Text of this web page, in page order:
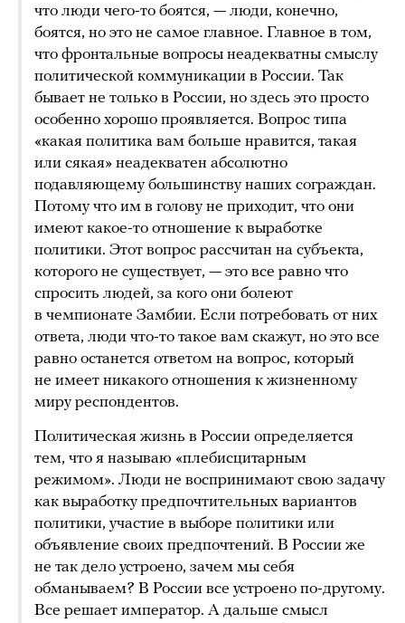
что люди чего-то боятся, — люди, конечно,
боятся, но это не самое главное. Главное в том,
что фронтальные вопросы неадекватны смыслу
политической коммуникации в России. Так
бывает не только в России, но здесь это просто
особенно хорошо проявляется. Вопрос типа
«какая политика вам больше нравится, такая
или сякая» неадекватен абсолютно
подавляющему большинству наших сограждан.
Потому что им в голову не приходит, что они
имеют какое-то отношение к выработке
политики. Этот вопрос рассчитан на субъекта,
которого не существует, — это все равно что
спросить людей, за кого они болеют
в чемпионате Замбии. Если потребовать от них
ответа, люди что-то такое вам скажут, но это все
равно останется ответом на вопрос, который
не имеет никакого отношения к жизненному
миру респондентов.
Политическая жизнь в России определяется
тем, что я называю «плебисцитарным
режимом». Люди не воспринимают свою задачу
как выработку предпочтительных вариантов
политики, участие в выборе политики или
объявление своих предпочтений. В России же
не так дело устроено, зачем мы себя
обманываем? В России все устроено по-другому.
Все решает император. А дальше смысл